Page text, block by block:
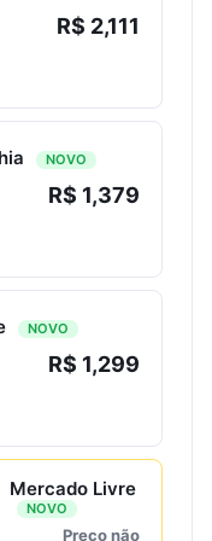
R$ 2,111
NOVO
R$ 1,379
NOVO
R$ 1,299
Mercado Livre
NOVO
Preço não